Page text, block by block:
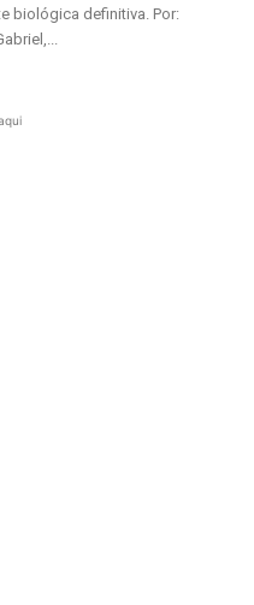
biológica definitiva. Por:
Gabriel,...